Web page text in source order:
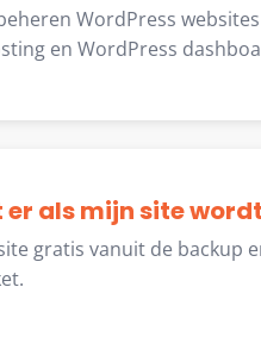
WordPress
en WordPress
als mijn site
gratis vanuit de backup